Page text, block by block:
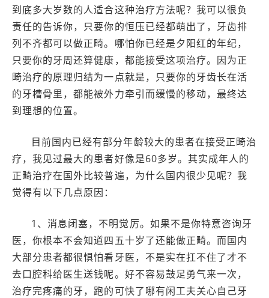
到底多大岁数的人适合这种治疗方法呢？我可以很负
责任的告诉你，只要你的恒压已经都萌出了，牙齿排
列不齐都可以做正畸。哪怕你已经是夕阳红的年纪，
只要你的牙周还算健康，都能接受这项治疗。因为正
畸治疗的原理归结为一点就是，只要你的牙齿长在活
的牙槽骨里，都能被外力牵引而缓慢的移动，最终达
到理想的位置。
目前国内已经有部分年龄较大的患者在接受正畸治
疗，我见过最大的患者好像是60多岁。其实成年人的
正畸治疗在国外比较普遍，为什么国内很少见呢？我
觉得有以下几点原因：
1、消息闭塞，不明觉厉。如果不是你特意咨询牙
医，你根本不会知道四五十岁了还能做正畸。而国内
大部分患者都很惧怕看牙医，不是实在扛不住了才不
去口腔科给医生送钱呢。好不容易鼓足勇气来一次，
治疗完疼痛的牙，跑的可快了哪有闲工夫关心自己牙